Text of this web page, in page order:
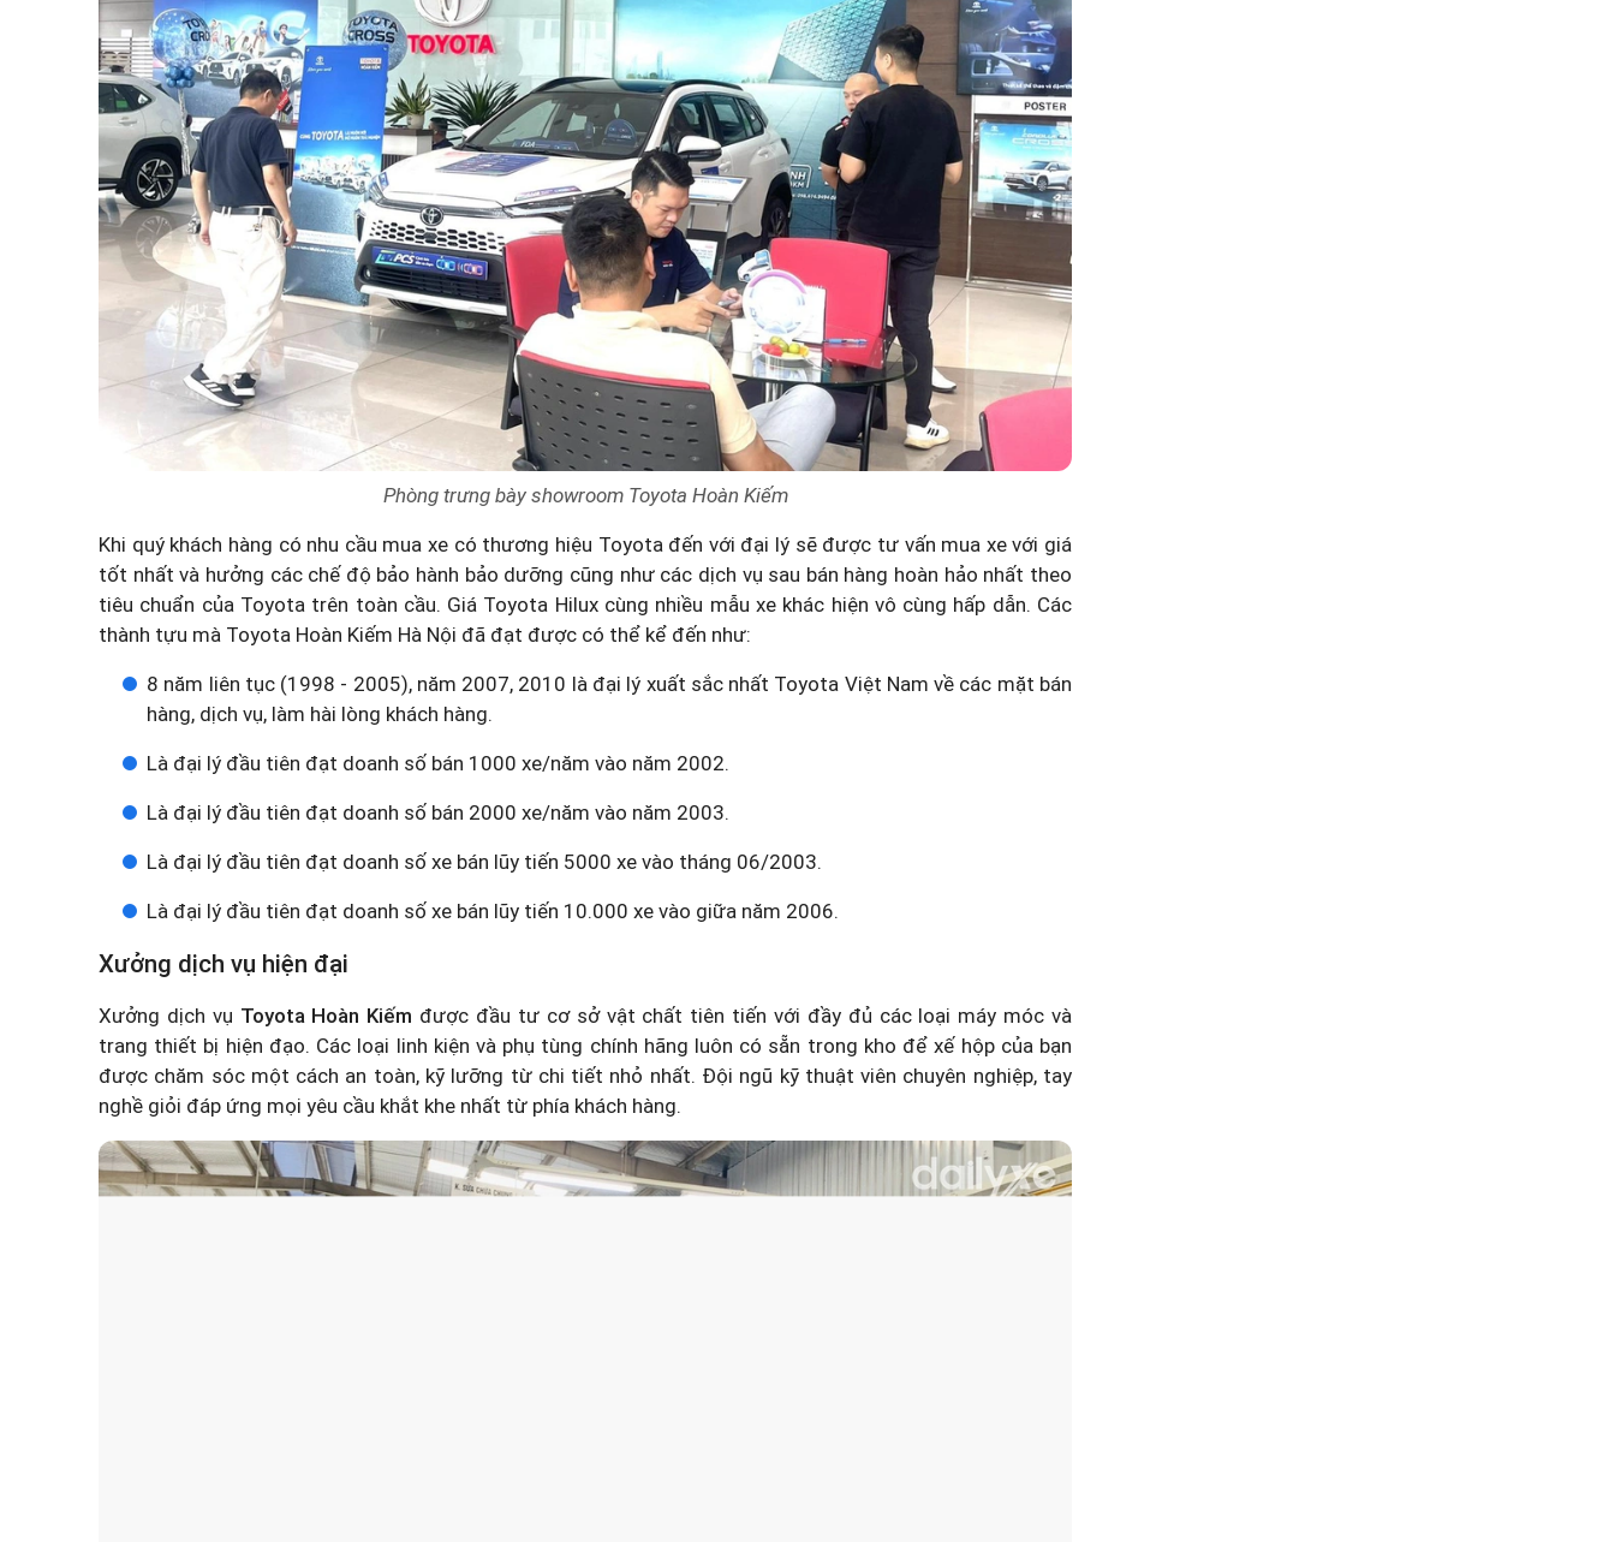
Phòng trưng bày showroom Toyota Hoàn Kiếm
Khi quý khách hàng có nhu cầu mua xe có thương hiệu Toyota đến với đại lý sẽ được tư vấn mua xe với giá
tốt nhất và hưởng các chế độ bảo hành bảo dưỡng cũng như các dịch vụ sau bán hàng hoàn hảo nhất theo
tiêu chuẩn của Toyota trên toàn cầu. Giá Toyota Hiluxcùng nhiều mẫu xe khác hiện vô cùng hấp dẫn. Các
thành tựu mà Toyota Hoàn Kiếm Hà Nội đã đạt được có thể kể đến như:
8 năm liên tục (1998 - 2005), năm 2007, 2010 là đại lý xuất sắc nhất Toyota Việt Nam về các mặt bán
hàng, dịch vụ, làm hài lòng khách hàng.
Là đại lý đầu tiên đạt doanh số bán 1000 xe/năm vào năm 2002.
Là đại lý đầu tiên đạt doanh số bán 2000 xe/năm vào năm 2003.
Là đại lý đầu tiên đạt doanh số xe bán lũy tiến 5000 xe vào tháng 06/2003.
Là đại lý đầu tiên đạt doanh số xe bán lũy tiến 10.000 xe vào giữa năm 2006.
Xưởng dịch vụ hiện đại
Xưởng dịch vụ Toyota Hoàn Kiếm được đầu tư cơ sở vật chất tiên tiến với đầy đủ các loại máy móc và
trang thiết bị hiện đạo. Các loại linh kiện và phụ tùng chính hãng luôn có sẵn trong kho để xế hộp của bạn
được chăm sóc một cách an toàn, kỹ lưỡng từ chi tiết nhỏ nhất. Đội ngũ kỹ thuật viên chuyên nghiệp, tay
nghề giỏi đáp ứng mọi yêu cầu khắt khe nhất từ phía khách hàng.